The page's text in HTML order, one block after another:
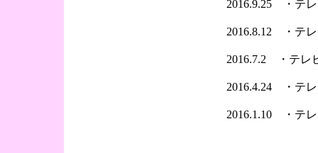
2016.9.25 ・テ
2016.8.12 ・テ
2016.7.2 ・テレ
2016.4.24 ・テ
2016.1.10 ・テ